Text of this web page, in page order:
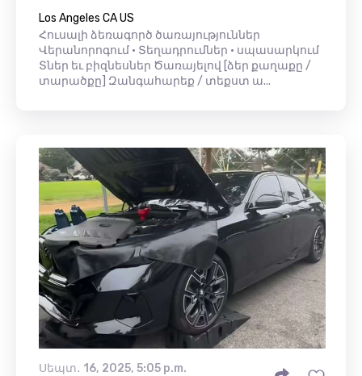
Los Angeles CA US
Հուսալի ձեռագործ ծառայություններ
Վերանորոգում • Տեղադրումներ • սպասարկում
Տներ եւ բիզնեսներ Ծառայելով [ձեր քաղաքը /
տարածքը] Զանգահարեք / տեքստ ա...
Սեպտ․ 16, 2025, 5:05 p.m.